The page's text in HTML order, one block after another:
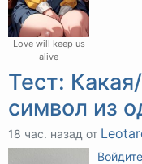
Love will keep us
alive
Тест:
символ из
18 час. назад от
Войдите